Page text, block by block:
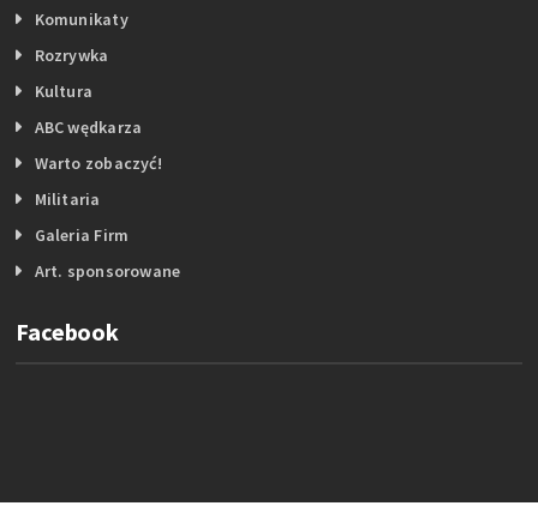
Komunikaty
Rozrywka
Kultura
ABC wędkarza
Warto zobaczyć!
Militaria
Galeria Firm
Art. sponsorowane
Facebook